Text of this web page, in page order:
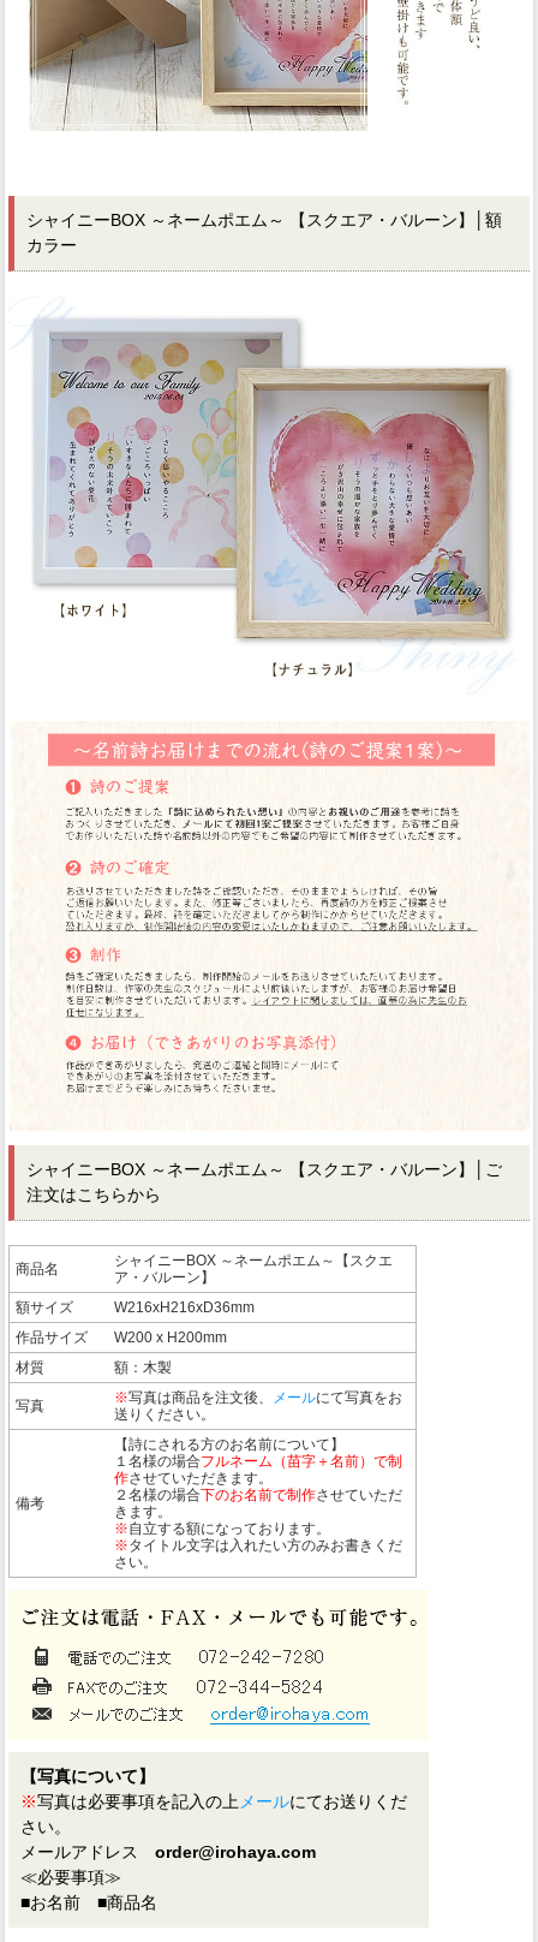
シャイニーBOX ～ネームポエム～ 【スクエア・バルーン】
│額
カラー
シャイニーBOX ～ネームポエム～ 【スクエア・バルーン】
│ご
注文はこちらから
商品名
シャイニーBOX ～ネームポエム～【スクエ
ア・バルーン】
額サイズ
W216xH216xD36mm
作品サイズ
W200 x H200mm
材質
額：木製
写真 ※写真は商品を注文後、 メールにて写真をお
送りください。
備考
【詩にされる方のお名前について】
１名様の場合フルネーム（苗字＋名前）で制
作させていただきます。
２名様の場合下のお名前で制作させていただ
きます。
※自立する額になっております。
※タイトル文字は入れたい方のみお書きくだ
さい。
【写真について】
※写真は必要事項を記入の上メールにてお送りくだ
さい。
メールアドレス order@irohaya.com
≪必要事項≫
■お名前 ■商品名